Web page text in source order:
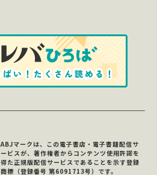
ABJマークは、この電子書店・電子書籍配信サ
ービスが、著作権者からコンテンツ使用許諾を
得た正規版配信サービスであることを示す登録
商標（登録番号 第6091713号）です。